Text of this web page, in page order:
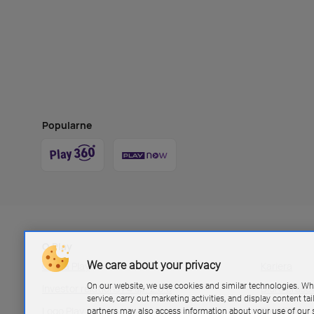
Popularne
O Play
Grupa Play
Investor relations P4 sp. z.o.o
Biuro
Blog Play
We care about your privacy
On our website, we use cookies and similar technologies.
service, carry out marketing activities, and display content
partners may also access information about your use of